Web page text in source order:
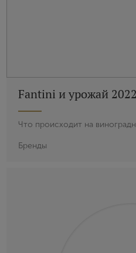
Fantini и урожай
Что происходит на
Бренды